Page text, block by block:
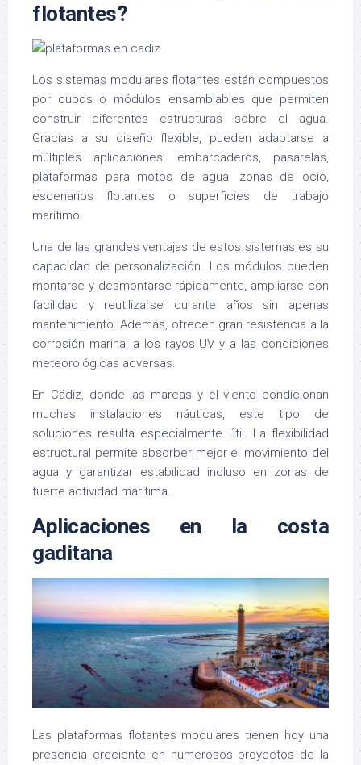
flotantes?
Los sistemas modulares flotantes están compuestos
por cubos o módulos ensamblables que permiten
construir diferentes estructuras sobre el agua.
Gracias a su diseño flexible, pueden adaptarse a
múltiples aplicaciones: embarcaderos, pasarelas,
plataformas para motos de agua, zonas de ocio,
escenarios flotantes o superficies de trabajo
marítimo.
Una de las grandes ventajas de estos sistemas es su
capacidad de personalización. Los módulos pueden
montarse y desmontarse rápidamente, ampliarse con
facilidad y reutilizarse durante años sin apenas
mantenimiento. Además, ofrecen gran resistencia a la
corrosión marina, a los rayos UV y a las condiciones
meteorológicas adversas.
En Cádiz, donde las mareas y el viento condicionan
muchas instalaciones náuticas, este tipo de
soluciones resulta especialmente útil. La flexibilidad
estructural permite absorber mejor el movimiento del
agua y garantizar estabilidad incluso en zonas de
fuerte actividad marítima.
Aplicaciones en la costa
gaditana
Las plataformas flotantes modulares tienen hoy una
presencia creciente en numerosos proyectos de la